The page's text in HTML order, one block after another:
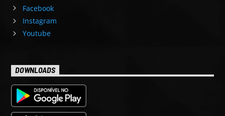
Facebook
Instagram
Youtube
DOWNLOADS